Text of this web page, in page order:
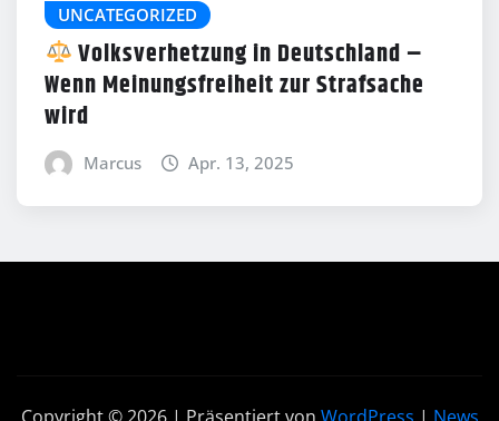
UNCATEGORIZED
Volksverhetzung in Deutschland –
Wenn Meinungsfreiheit zur Strafsache
wird
Marcus Apr. 13, 2025